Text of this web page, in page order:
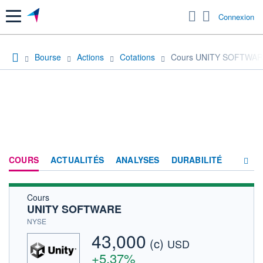
Menu Connexion
Bourse Actions Cotations Cours UNITY
COURS ACTUALITÉS ANALYSES DURABILITÉ
PRODUITS DE BOURSE
Cours
UNITY SOFTWARE
NYSE
43,000 (c) USD
+5,37%